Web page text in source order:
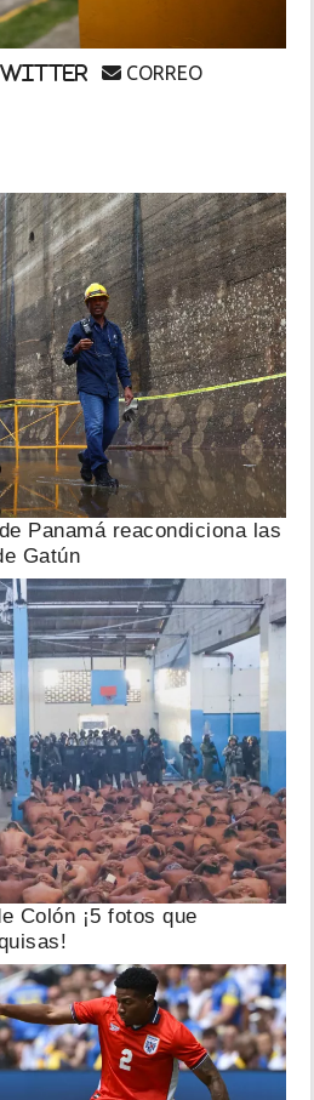
CORREO
Panamá reacondiciona las
Gatún
Colón ¡5 fotos que